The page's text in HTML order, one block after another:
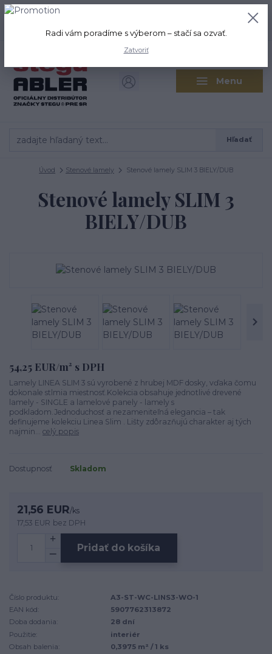
Menu
Hľadať
+421 917 280 411
0,00 EUR
Úvod Stenové lamely Stenové lamely SLIM 3 BIELY/DUB
Stenové lamely SLIM 3
BIELY/DUB
54,25 EUR/m² s DPH
Lamely LINEA SLIM 3 sú vyrobené z hrubej MDF dosky, vďaka čomu
dokonale stlmia miestnosť.Kolekcia obsahuje jednotlivé drevené
lamely - SINGLE a lamelové panely - lamely s
podkladom.Jednoduchosť a nezameniteľná elegancia – tak
definujeme kolekciu Linea Slim . Lišty zdôrazňujú charakter aj tých
najmin... celý popis
Dostupnosť Skladom
21,56 EUR/ks
17,53 EUR bez DPH
Pridať do košíka
Číslo produktu:
A3-ST-WC-LINS3-WO-1
EAN kód:
5907762313872
Doba dodania:
28 dní
Použitie:
interiér
Obsah balenia:
0,3975 m² / 1 ks
Radi vám poradíme s výberom – stačí sa ozvať.
Zatvoriť